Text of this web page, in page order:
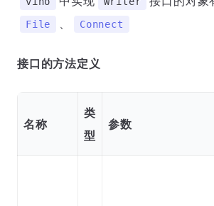
File 、 Connect
接口的方法定义
名称
类
型
参数